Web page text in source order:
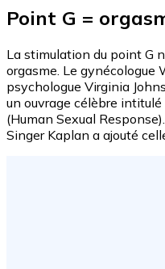
Point G =
La stimulation du point G
orgasme. Le gynécologue
psychologue Virginia
un ouvrage célèbre
(Human Sexual
Singer Kaplan a ajouté